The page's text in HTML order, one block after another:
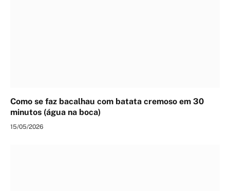
Como se faz bacalhau com batata cremoso em 30
minutos (água na boca)
15/05/2026